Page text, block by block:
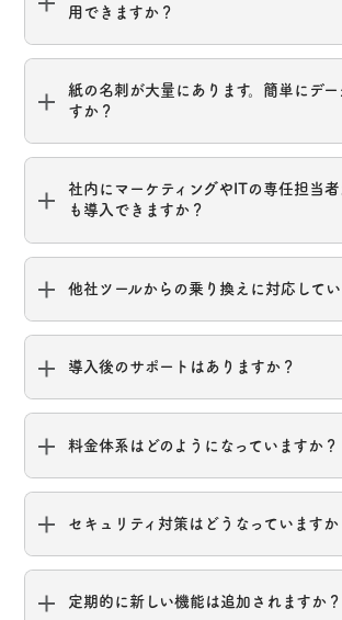
用できますか？
紙の名刺が大量にあります。簡単にデー
すか？
社内にマーケティングやITの専任担当
も導入できますか？
他社ツールからの乗り換えに対応してい
導入後のサポートはありますか？
料金体系はどのようになっていますか？
セキュリティ対策はどうなっていますか
定期的に新しい機能は追加されますか？